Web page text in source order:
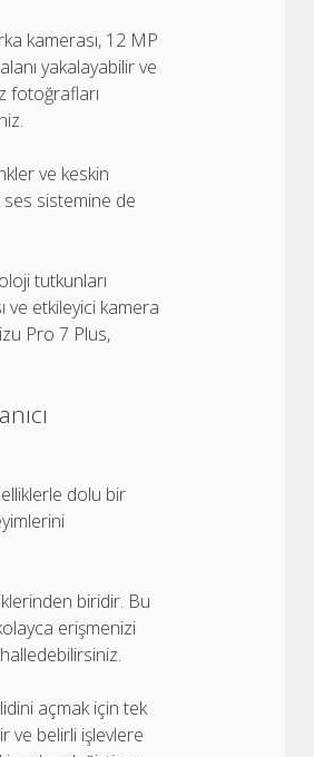
kamerası, 12 MP
yakalayabilir ve
fotoğrafları
ve keskin
ses sistemine de
tutkunları
ve etkileyici kamera
Pro 7 Plus,
dolu bir
biridir. Bu
erişmenizi
açmak için tek
ve belirli işlevlere